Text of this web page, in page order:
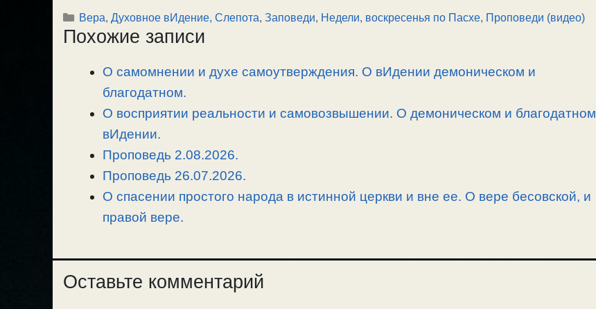
p
y
e
r
a
m
c
e
o
o
k
п
р
в
и
т
Рубрики
Вера, Духовное вИдение, Слепота, Заповеди, Недели, воскресенья по Пасхе, Проповеди (видео)
Похожие записи
О самомнении и духе самоутверждения. О вИдении демоническом и
благодатном.
О восприятии реальности и самовозвышении. О демоническом и благодатном
вИдении.
Проповедь 2.08.2026.
Проповедь 26.07.2026.
О спасении простого народа в истинной церкви и вне ее. О вере бесовской, и
правой вере.
Оставьте комментарий